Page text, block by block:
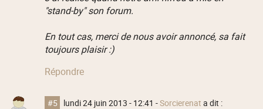
"stand-by" son forum.
En tout cas, merci de nous avoir annoncé, sa fait
toujours plaisir :)
Répondre
#5 lundi 24 juin 2013 - 12:41 -Sorcierenat a dit :